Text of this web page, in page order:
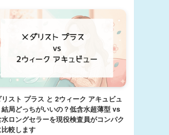
リスト プラス と 2ウィーク アキュビュ
結局どっちがいいの？低含水超薄型 vs
ロングセラーを現役検査員がコンパク
比較します